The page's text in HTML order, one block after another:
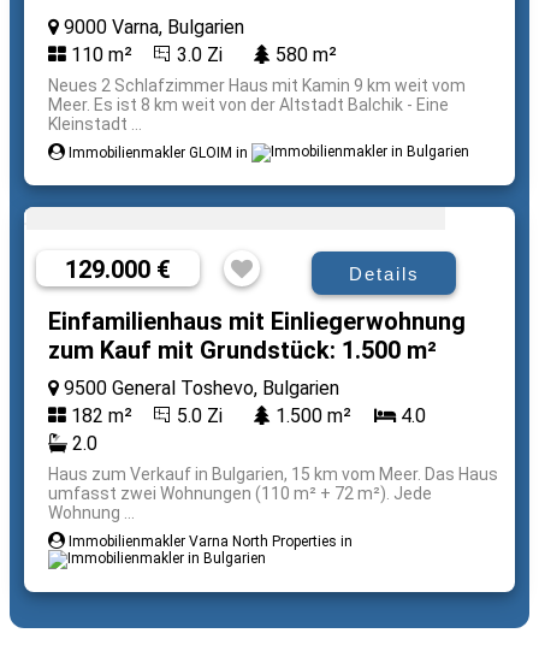
9000 Varna, Bulgarien
110 m²
3.0 Zi 580 m²
Neues 2 Schlafzimmer Haus mit Kamin 9 km weit vom
Meer. Es ist 8 km weit von der Altstadt Balchik - Eine
Kleinstadt ...
Immobilienmakler GLOIM in
129.000 € Details
Einfamilienhaus mit Einliegerwohnung
zum Kauf mit Grundstück: 1.500 m²
9500 General Toshevo, Bulgarien
182 m²
5.0 Zi 1.500 m²
4.0
2.0
Haus zum Verkauf in Bulgarien, 15 km vom Meer. Das Haus
umfasst zwei Wohnungen (110 m² + 72 m²). Jede
Wohnung ...
Immobilienmakler Varna North Properties in